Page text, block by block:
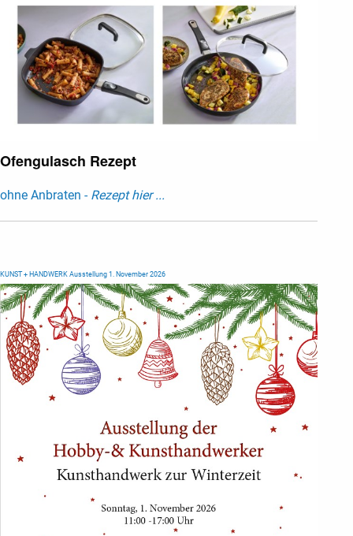
Ofengulasch Rezept
ohne Anbraten - Rezept hier ...
KUNST + HANDWERK Ausstellung 1. November 2026